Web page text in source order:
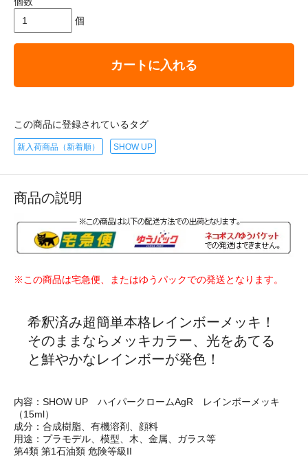
個
カートに入れる
この商品に登録されているタグ
新入荷商品（新着順） SHOW UP
商品の説明
※この商品は宅急便、またはゆうパックでの発送となります。
希釈済み超簡単本格レインボーメッキ！
そのままならメッキカラー、光をあてる
と鮮やかなレインボーが発色！
内容：SHOW UP ハイパークロームAgR レインボーメッキ
（15ml）
成分：合成樹脂、有機溶剤、顔料
用途：プラモデル、模型、木、金属、ガラス等
第4類 第1石油類 危険等級II